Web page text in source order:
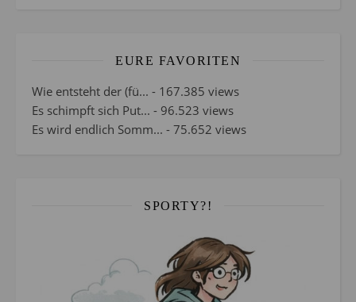
EURE FAVORITEN
Wie entsteht der (fü... - 167.385 views
Es schimpft sich Put... - 96.523 views
Es wird endlich Somm... - 75.652 views
SPORTY?!